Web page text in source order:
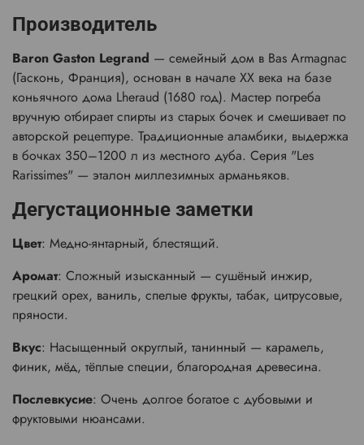
Производитель
Baron Gaston Legrand — семейный дом в Bas Armagnac
(Гасконь, Франция), основан в начале XX века на базе
коньячного дома Lheraud (1680 год). Мастер погреба
вручную отбирает спирты из старых бочек и смешивает по
авторской рецептуре. Традиционные аламбики, выдержка
в бочках 350–1200 л из местного дуба. Серия "Les
Rarissimes" — эталон миллезимных арманьяков.
Дегустационные заметки
Цвет: Медно-янтарный, блестящий.
Аромат: Сложный изысканный — сушёный инжир,
грецкий орех, ваниль, спелые фрукты, табак, цитрусовые,
пряности.
Вкус: Насыщенный округлый, танинный — карамель,
финик, мёд, тёплые специи, благородная древесина.
Послевкусие: Очень долгое богатое с дубовыми и
фруктовыми нюансами.